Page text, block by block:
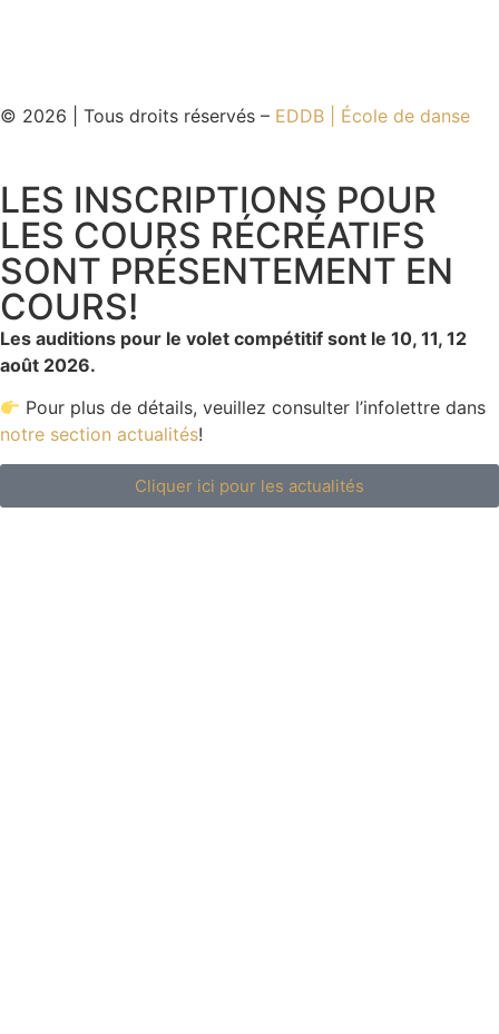
© 2026 | Tous droits réservés – EDDB | École de danse
LES INSCRIPTIONS POUR
LES COURS RÉCRÉATIFS
SONT PRÉSENTEMENT EN
COURS!
Les auditions pour le volet compétitif sont le 10, 11, 12
août 2026.
Pour plus de détails, veuillez consulter l’infolettre dans
notre section actualités!
Cliquer ici pour les actualités